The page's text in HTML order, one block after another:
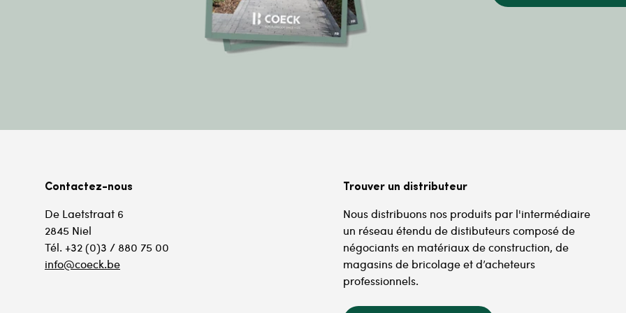
Contactez-nous
De Laetstraat 6
2845 Niel
Tél. +32 (0)3 / 880 75 00
info@coeck.be
Trouver un distributeur
Nous distribuons nos produits par l'intermédiaire
un réseau étendu de distibuteurs composé de
négociants en matériaux de construction, de
magasins de bricolage et d’acheteurs
professionnels.